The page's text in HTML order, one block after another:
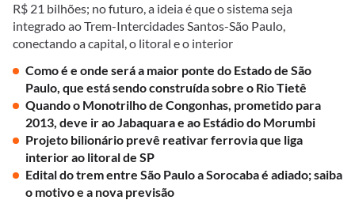
R$ 21 bilhões; no futuro, a ideia é que o sistema seja
integrado ao Trem-Intercidades Santos-São Paulo,
conectando a capital, o litoral e o interior
Como é e onde será a maior ponte do Estado de São
Paulo, que está sendo construída sobre o Rio Tietê
Quando o Monotrilho de Congonhas, prometido para
2013, deve ir ao Jabaquara e ao Estádio do Morumbi
Projeto bilionário prevê reativar ferrovia que liga
interior ao litoral de SP
Edital do trem entre São Paulo a Sorocaba é adiado; saiba
o motivo e a nova previsão